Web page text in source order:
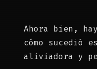
Ahora bien,
cómo sucedió
aliviadora y